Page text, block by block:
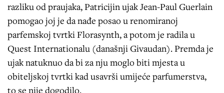
razliku od praujaka, Patricijin ujak Jean-Paul Guerlain
pomogao joj je da nađe posao u renomiranoj
parfemskoj tvrtki Florasynth, a potom je radila u
Quest Internationalu (današnji Givaudan). Premda je
ujak natuknuo da bi za nju moglo biti mjesta u
obiteljskoj tvrtki kad usavrši umijeće parfumerstva,
to se nije dogodilo.